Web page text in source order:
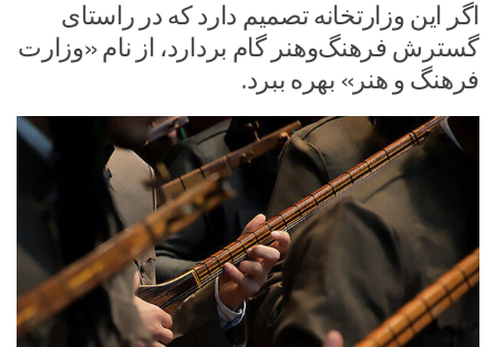
اگر این وزارتخانه تصمیم دارد که در راستای
گسترش فرهنگ‌وهنر گام بردارد، از نام «وزارت
فرهنگ و هنر» بهره ببرد.